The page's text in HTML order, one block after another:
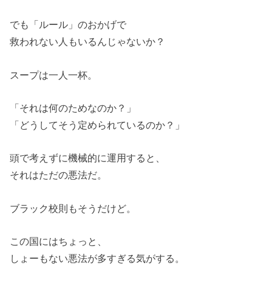
でも「ルール」のおかげで
救われない人もいるんじゃないか？
スープは一人一杯。
「それは何のためなのか？」
「どうしてそう定められているのか？」
頭で考えずに機械的に運用すると、
それはただの悪法だ。
ブラック校則もそうだけど。
この国にはちょっと、
しょーもない悪法が多すぎる気がする。